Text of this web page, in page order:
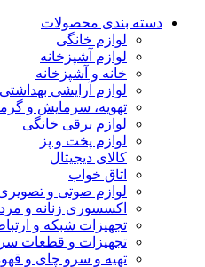
دسته بندی محصولات
لوازم خانگی
لوازم آشپزخانه
خانه و آشپزخانه
لوازم آرایشی بهداشتی
تهویه، سرمایش و
لوازم برقی خانگی
لوازم پخت و پز
کالای دیجیتال
اتاق خواب
لوازم صوتی و
اکسسوری زنانه و
تجهیزات شبکه و
تجهیزات و قطعات
تهیه و سرو چای و